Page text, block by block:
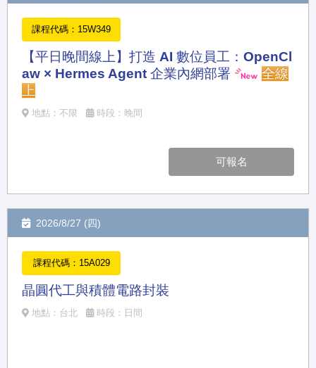
課程代碼：15W349
【平日晚間線上】打造 AI 數位員工：OpenCl
aw × Hermes Agent 企業內網部署
全線
上
地點：不限 時段：晚間
可報名
2026/8/27 (四)
課程代碼：15A029
晶圓代工與積體電路封裝
地點：台北 時段：日間